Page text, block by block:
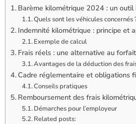
Barème kilométrique 2024 : un outil
Quels sont les véhicules concernés
Indemnité kilométrique : principe et
Exemple de calcul
Frais réels : une alternative au forfait
Avantages de la déduction des
Cadre réglementaire et obligations
Conseils pratiques
Remboursement des frais
Démarches pour l’employeur
Related posts: